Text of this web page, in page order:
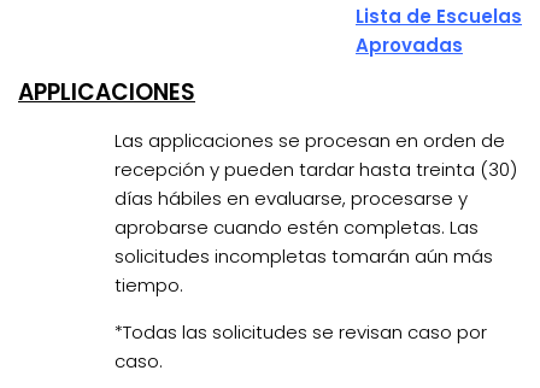
Lista de Escuelas
Aprovadas
APPLICACIONES
Las applicaciones se procesan en orden de
recepción y pueden tardar hasta treinta (30)
días hábiles en evaluarse, procesarse y
aprobarse cuando estén completas. Las
solicitudes incompletas tomarán aún más
tiempo.
*Todas las solicitudes se revisan caso por
caso.